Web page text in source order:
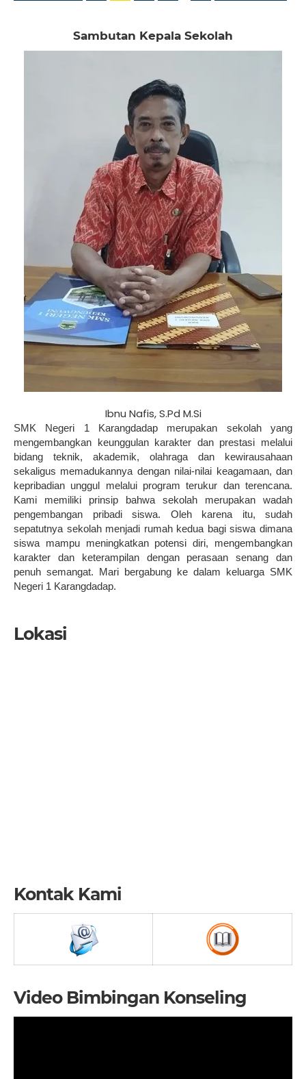
Sambutan Kepala Sekolah
Ibnu Nafis, S.Pd M.Si
SMK Negeri 1 Karangdadap merupakan sekolah yang
mengembangkan keunggulan karakter dan prestasi melalui
bidang teknik, akademik, olahraga dan kewirausahaan
sekaligus memadukannya dengan nilai-nilai keagamaan, dan
kepribadian unggul melalui program terukur dan terencana.
Kami memiliki prinsip bahwa sekolah merupakan wadah
pengembangan pribadi siswa. Oleh karena itu, sudah
sepatutnya sekolah menjadi rumah kedua bagi siswa dimana
siswa mampu meningkatkan potensi diri, mengembangkan
karakter dan keterampilan dengan perasaan senang dan
penuh semangat. Mari bergabung ke dalam keluarga SMK
Negeri 1 Karangdadap.
Lokasi
Kontak Kami
Video Bimbingan Konseling